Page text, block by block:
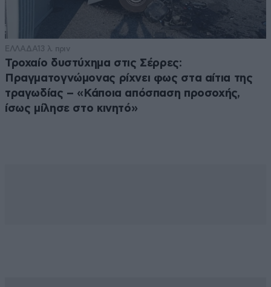
ΕΛΛΑΔΑ13 λ. πριν
Τροχαίο δυστύχημα στις Σέρρες:
Πραγματογνώμονας ρίχνει φως στα αίτια της
τραγωδίας – «Κάποια απόσπαση προσοχής,
ίσως μίλησε στο κινητό»